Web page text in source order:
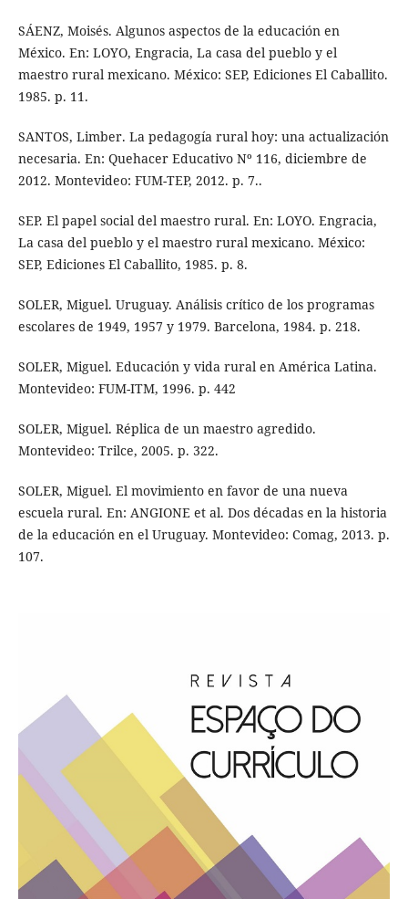
SÁENZ, Moisés. Algunos aspectos de la educación en
México. En: LOYO, Engracia, La casa del pueblo y el
maestro rural mexicano. México: SEP, Ediciones El Caballito.
1985. p. 11.
SANTOS, Limber. La pedagogía rural hoy: una actualización
necesaria. En: Quehacer Educativo Nº 116, diciembre de
2012. Montevideo: FUM-TEP, 2012. p. 7..
SEP. El papel social del maestro rural. En: LOYO. Engracia,
La casa del pueblo y el maestro rural mexicano. México:
SEP, Ediciones El Caballito, 1985. p. 8.
SOLER, Miguel. Uruguay. Análisis crítico de los programas
escolares de 1949, 1957 y 1979. Barcelona, 1984. p. 218.
SOLER, Miguel. Educación y vida rural en América Latina.
Montevideo: FUM-ITM, 1996. p. 442
SOLER, Miguel. Réplica de un maestro agredido.
Montevideo: Trilce, 2005. p. 322.
SOLER, Miguel. El movimiento en favor de una nueva
escuela rural. En: ANGIONE et al. Dos décadas en la historia
de la educación en el Uruguay. Montevideo: Comag, 2013. p.
107.